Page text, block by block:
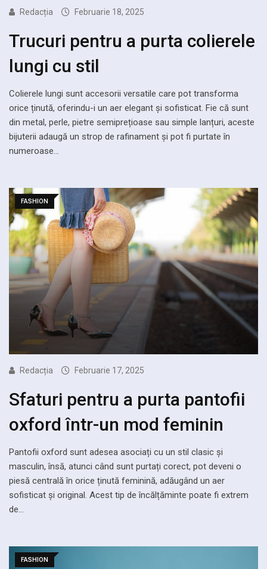
Redacția Februarie 18, 2025
Trucuri pentru a purta colierele
lungi cu stil
Colierele lungi sunt accesorii versatile care pot transforma
orice ținută, oferindu-i un aer elegant și sofisticat. Fie că sunt
din metal, perle, pietre semiprețioase sau simple lanțuri, aceste
bijuterii adaugă un strop de rafinament și pot fi purtate în
numeroase…
FASHION
Redacția Februarie 17, 2025
Sfaturi pentru a purta pantofii
oxford într-un mod feminin
Pantofii oxford sunt adesea asociați cu un stil clasic și
masculin, însă, atunci când sunt purtați corect, pot deveni o
piesă centrală în orice ținută feminină, adăugând un aer
sofisticat și original. Acest tip de încălțăminte poate fi extrem
de…
FASHION